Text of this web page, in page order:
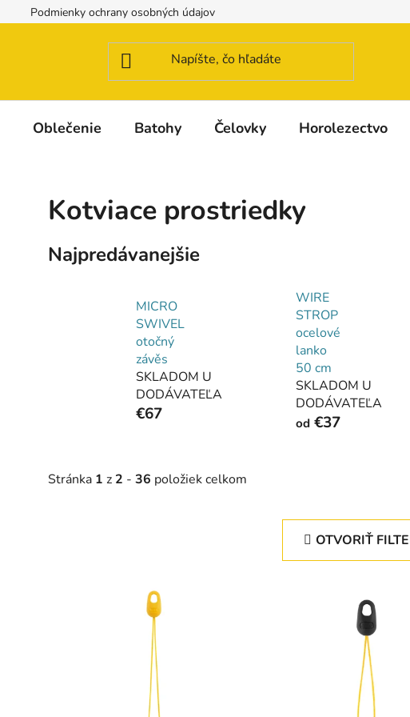
Podmienky ochrany osobných údajov
Oblečenie Batohy Čelovky Horolezectvo
Kotviace prostriedky
Najpredávanejšie
MICRO
SWIVEL
otočný
závěs
SKLADOM U
DODÁVATEĽA
€67
WIRE
STROP
ocelové
lanko
50 cm
SKLADOM U
DODÁVATEĽA
od€37
Stránka 1 z 2 - 36 položiek celkom
OTVORIŤ